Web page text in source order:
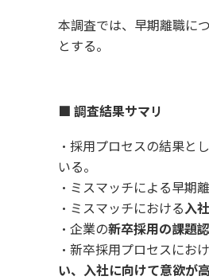
本調査では、早期離職に
とする。
■ 調査結果サマリ
・採用プロセスの結果と
いる。
・ミスマッチによる早期
・ミスマッチにおける入
・企業の新卒採用の課題
・新卒採用プロセスにお
い、入社に向けて意欲が